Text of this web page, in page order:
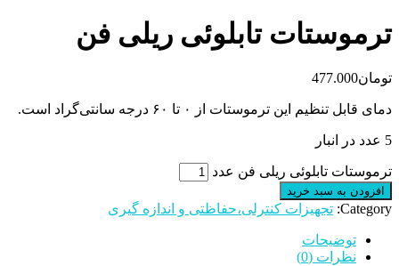
ترموستات تابلوئی ریلی فن
تومان477.000
دمای قابل تنظیم این ترموستات از ۰ تا ۶۰ درجه سانتی‌گراد است.
5 عدد در انبار
ترموستات تابلوئی ریلی فن عدد
افزودن به سبد خرید
Category: تجهیزات کنترلی،حفاظتی و اندازه گیری
توضیحات
نظرات (0)